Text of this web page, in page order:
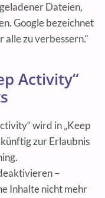
Dateien,
Google bezeichnet
alle zu verbessern.“
Activity“
wird in „Keep
zur Erlaubnis
–
Inhalte nicht mehr